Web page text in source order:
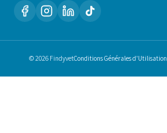
© 2026 FindyvetConditions Générales d'Utilisation